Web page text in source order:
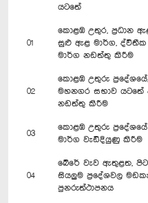
යට‍තේ
01
කොළඹ උතුර, ප්‍රධාන
සුළු ඇළ මාර්ග,
මාර්ග නඩත්තු කිරීම
02
කොළඹ උතුරු
මහනගර සභාව යටතේ
නඩත්තු කිරීම
03
කොළඹ උතුරු
මාර්ග වැඩිදියුණු කිරීම
04
බේරේ වැව ඇතුළත,
සියලුම ප්‍රදේශවල
පුනරුත්ථාපනය